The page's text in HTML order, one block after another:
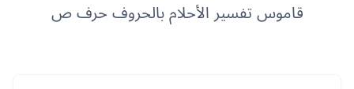
قاموس تفسير الأحلام بالحروف حرف ص